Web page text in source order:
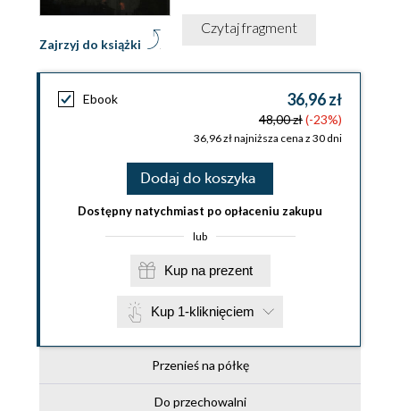
Zajrzyj do książki
Czytaj fragment
Ebook 36,96 zł
48,00 zł(-23%)
36,96 zł najniższa cena z 30 dni
Dodaj do koszyka
Dostępny natychmiast po opłaceniu zakupu
lub
Kup na prezent
Kup 1-kliknięciem
Przenieś na półkę
Do przechowalni